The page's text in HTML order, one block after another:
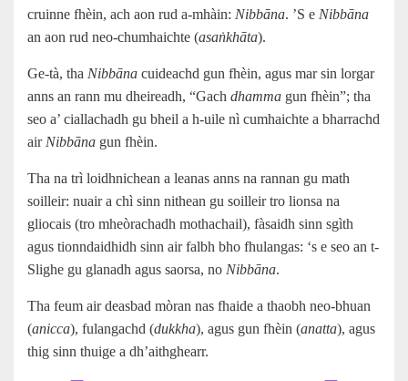
cruinne fhèin, ach aon rud a-mhàin: Nibbāna. ’S e Nibbāna
an aon rud neo-chumhaichte (asaṅkhāta).
Ge-tà, tha Nibbāna cuideachd gun fhèin, agus mar sin lorgar
anns an rann mu dheireadh, “Gach dhamma gun fhèin”; tha
seo a’ ciallachadh gu bheil a h-uile nì cumhaichte a bharrachd
air Nibbāna gun fhèin.
Tha na trì loidhnichean a leanas anns na rannan gu math
soilleir: nuair a chì sinn nithean gu soilleir tro lionsa na
gliocais (tro mheòrachadh mothachail), fàsaidh sinn sgìth
agus tionndaidhidh sinn air falbh bho fhulangas: ‘s e seo an t-
Slighe gu glanadh agus saorsa, no Nibbāna.
Tha feum air deasbad mòran nas fhaide a thaobh neo-bhuan
(anicca), fulangachd (dukkha), agus gun fhèin (anatta), agus
thig sinn thuige a dh’aithghearr.